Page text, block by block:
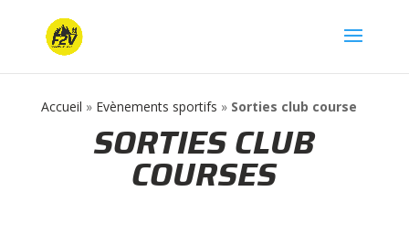
Accueil » Evènements sportifs » Sorties club course
SORTIES CLUB
COURSES